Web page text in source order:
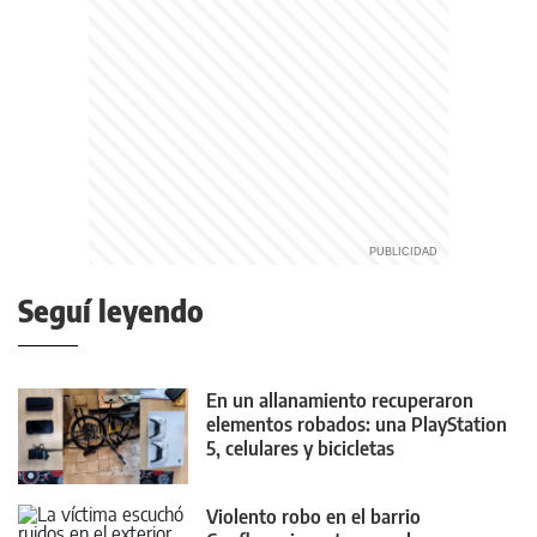
Seguí leyendo
En un allanamiento recuperaron
elementos robados: una PlayStation
5, celulares y bicicletas
Violento robo en el barrio